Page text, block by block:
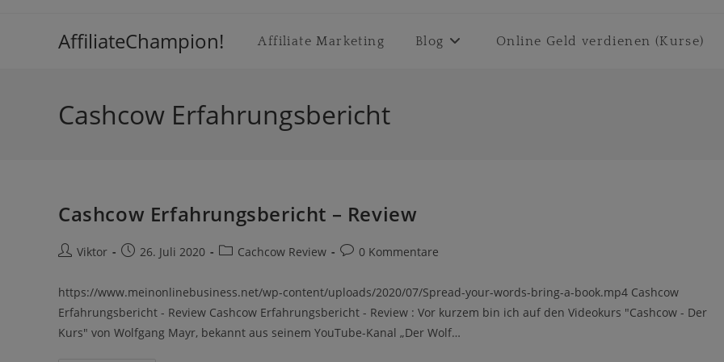
AffiliateChampion! Affiliate Marketing Blog Online Geld verdienen (Kurse)
Cashcow Erfahrungsbericht
Cashcow Erfahrungsbericht – Review
Beitrags-
Viktor
Beitrag26. Juli 2020
Beitrags-
Cachcow Review
Beitrags-
0 Kommentare
https://www.meinonlinebusiness.net/wp-content/uploads/2020/07/Spread-your-words-bring-a-book.mp4 Cashcow
Erfahrungsbericht - Review Cashcow Erfahrungsbericht - Review : Vor kurzem bin ich auf den Videokurs "Cashcow - Der
Kurs" von Wolfgang Mayr, bekannt aus seinem YouTube-Kanal „Der Wolf…